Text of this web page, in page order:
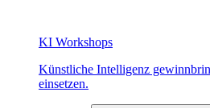
KI Workshops
Künstliche Intelligenz
einsetzen.